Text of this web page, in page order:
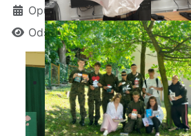
Ostatnia garść certyfikatów
Akademii CISCO w roku
Opublikowano: 25 kwiecień
Odsłon: 746